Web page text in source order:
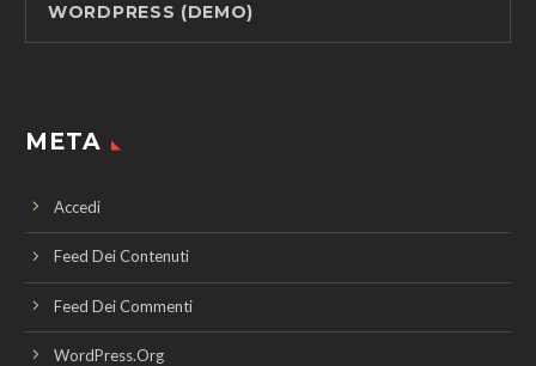
WORDPRESS (DEMO)
META
Accedi
Feed Dei Contenuti
Feed Dei Commenti
WordPress.org